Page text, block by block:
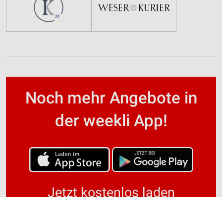
Noch mehr Angebote in
der weekli App!
Jetzt kostenlos laden